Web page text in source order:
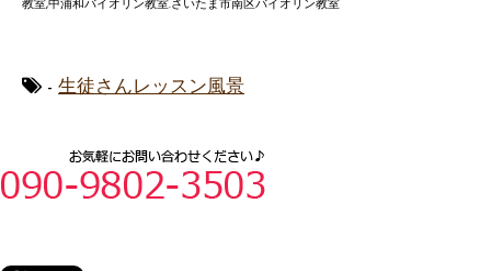
教室,中浦和バイオリン教室.さいたま市南区バイオリン教室
- 生徒さんレッスン風景